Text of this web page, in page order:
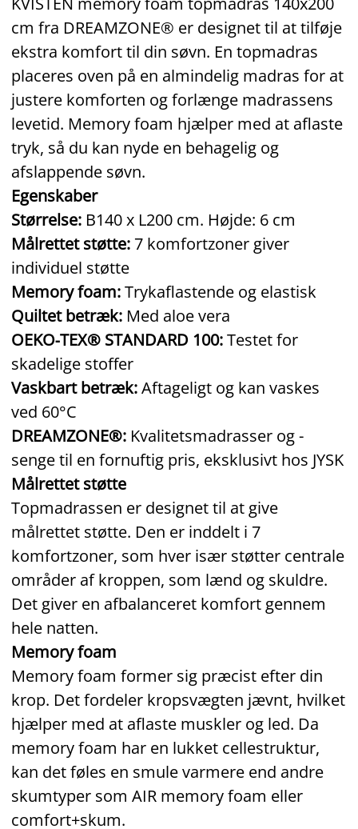
cm fra DREAMZONE® er designet til at tilføje
ekstra komfort til din søvn. En topmadras
placeres oven på en almindelig madras for at
justere komforten og forlænge madrassens
levetid. Memory foam hjælper med at aflaste
tryk, så du kan nyde en behagelig og
afslappende søvn.
Egenskaber
Størrelse: B140 x L200 cm. Højde: 6 cm
Målrettet støtte:7 komfortzoner giver
individuel støtte
Memory foam:Trykaflastende og elastisk
Quiltet betræk: Med aloe vera
OEKO‑TEX® STANDARD 100:Testet for
skadelige stoffer
Vaskbart betræk:Aftageligt og kan vaskes
ved 60°C
DREAMZONE®: Kvalitetsmadrasser og -
senge til en fornuftig pris, eksklusivt hos JYSK
Målrettet støtte
Topmadrassen er designet til at give
målrettet støtte. Den er inddelt i 7
komfortzoner, som hver især støtter centrale
områder af kroppen, som lænd og skuldre.
Det giver en afbalanceret komfort gennem
hele natten.
Memory foam
Memory foam former sig præcist efter din
krop. Det fordeler kropsvægten jævnt, hvilket
hjælper med at aflaste muskler og led. Da
memory foam har en lukket cellestruktur,
kan det føles en smule varmere end andre
skumtyper som AIR memory foam eller
comfort+skum.